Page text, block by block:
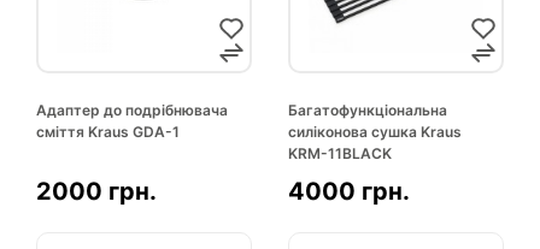
Адаптер до подрібнювача
сміття Kraus GDA-1
2000 грн.
Багатофункціональна
силіконова сушка Kraus
KRM-11BLACK
4000 грн.